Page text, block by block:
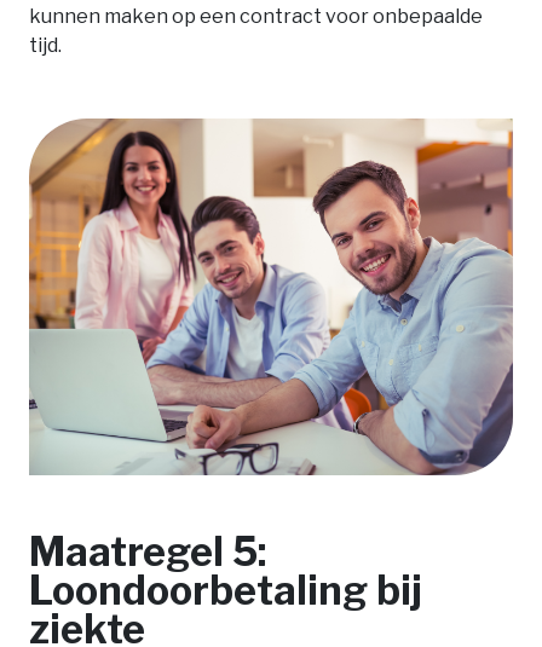
kunnen maken op een contract voor onbepaalde
tijd.
Maatregel 5:
Loondoorbetaling bij
ziekte